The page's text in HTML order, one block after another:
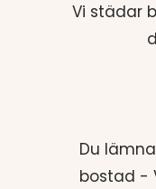
Vi städar
Du
bostad -